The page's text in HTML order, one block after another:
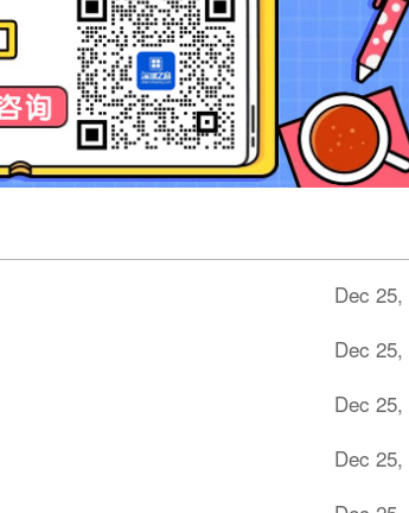
Dec 25,
Dec 25,
Dec 25,
Dec 25,